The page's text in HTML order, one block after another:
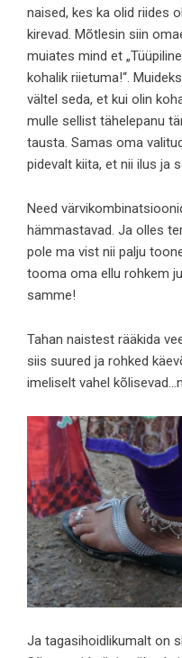
naised, kes ka olid riides
kirevad. Mõtlesin siin
muiates mind et
kohalik riietuma!“.
vältel seda, et kui olin
mulle sellist tähelepanu
tausta. Samas oma
pidevalt kiita, et nii ilus ja
Need
hämmastavad. Ja olles
pole ma vist nii palju
tooma oma ellu rohkem
samme!
Tahan naistest rääkida
siis suured ja rohked
imeliselt vahel
Ja tagasihoidlikumalt on